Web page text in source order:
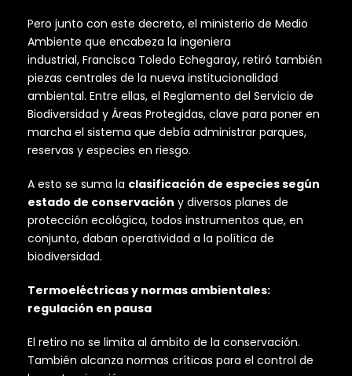
Pero junto con este decreto, el ministerio de Medio
Ambiente que encabeza la ingeniera
industrial, Francisca Toledo Echegaray, retiró también
piezas centrales de la nueva institucionalidad
ambiental. Entre ellas, el Reglamento del Servicio de
Biodiversidad y Áreas Protegidas, clave para poner en
marcha el sistema que debía administrar parques,
reservas y especies en riesgo.
A esto se suma la clasificación de especies según
estado de conservación y diversos planes de
protección ecológica, todos instrumentos que, en
conjunto, daban operatividad a la política de
biodiversidad.
Termoeléctricas y normas ambientales:
regulación en pausa
El retiro no se limita al ámbito de la conservación.
También alcanza normas críticas para el control de